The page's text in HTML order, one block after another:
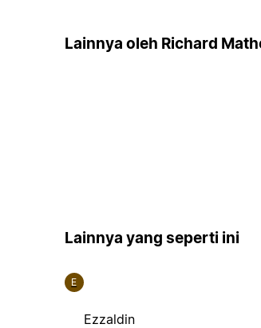
Lainnya oleh Richard
Lainnya yang seperti ini
E
Ezzaldin